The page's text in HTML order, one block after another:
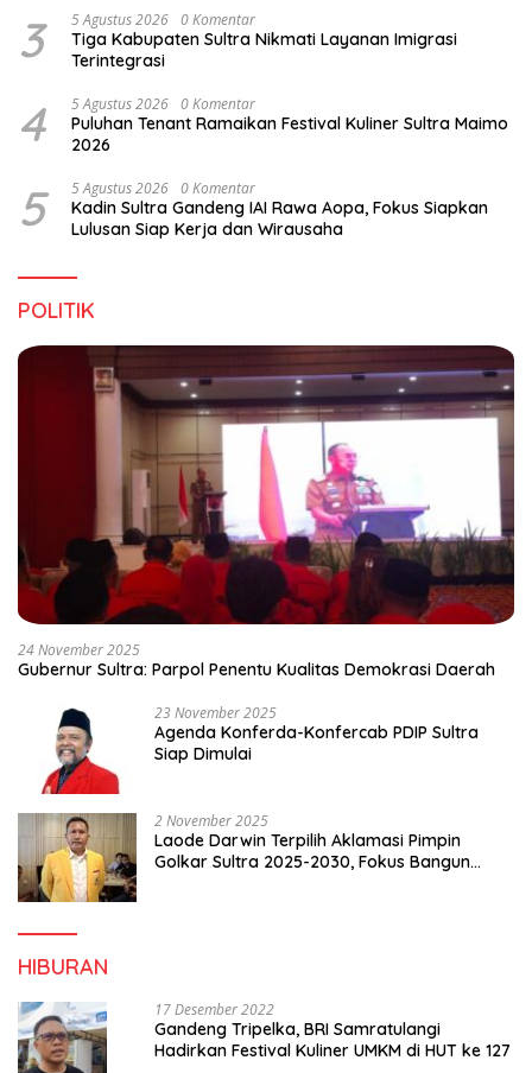
3 5 Agustus 2026 0 Komentar
Tiga Kabupaten Sultra Nikmati Layanan Imigrasi
Terintegrasi
4 5 Agustus 2026 0 Komentar
Puluhan Tenant Ramaikan Festival Kuliner Sultra Maimo
2026
5 5 Agustus 2026 0 Komentar
Kadin Sultra Gandeng IAI Rawa Aopa, Fokus Siapkan
Lulusan Siap Kerja dan Wirausaha
POLITIK
24 November 2025
Gubernur Sultra: Parpol Penentu Kualitas Demokrasi Daerah
23 November 2025
Agenda Konferda-Konfercab PDIP Sultra
Siap Dimulai
2 November 2025
Laode Darwin Terpilih Aklamasi Pimpin
Golkar Sultra 2025-2030, Fokus Bangun
HIBURAN
17 Desember 2022
Gandeng Tripelka, BRI Samratulangi
Hadirkan Festival Kuliner UMKM di HUT ke 127